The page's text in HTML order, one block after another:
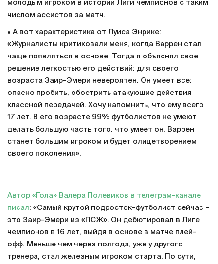
молодым игроком в истории Лиги чемпионов с таким
числом ассистов за матч.
• А вот характеристика от Луиса Энрике:
«Журналисты критиковали меня, когда Варрен стал
чаще появляться в основе. Тогда я объяснял свое
решение легкостью его действий: для своего
возраста Заир-Эмери невероятен. Он умеет все:
опасно пробить, обострить атакующие действия
классной передачей. Хочу напомнить, что ему всего
17 лет. В его возрасте 99% футболистов не умеют
делать большую часть того, что умеет он. Варрен
станет большим игроком и будет олицетворением
своего поколения».
Автор «Гола» Валера Полевиков в телеграм-канале
писал: «Самый крутой подросток-футболист сейчас –
это Заир-Эмери из «ПСЖ». Он дебютировал в Лиге
чемпионов в 16 лет, выйдя в основе в матче плей-
офф. Меньше чем через полгода, уже у другого
тренера, стал железным игроком старта. По сути,